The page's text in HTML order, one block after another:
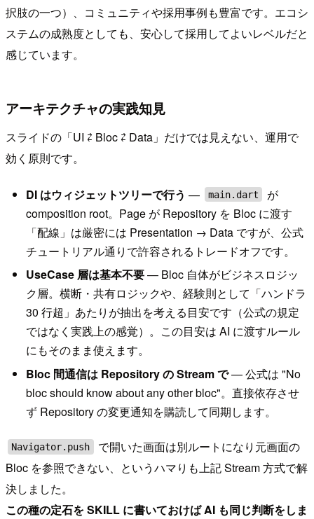
択肢の一つ）、コミュニティや採用事例も豊富です。エコシ
ステムの成熟度としても、安心して採用してよいレベルだと
感じています。
アーキテクチャの実践知見
スライドの「UI ⇄ Bloc ⇄ Data」だけでは見えない、運用で
効く原則です。
DI はウィジェットツリーで行う — main.dart
が
composition root。Page が Repository を Bloc に渡す
「配線」は厳密には Presentation → Data ですが、公式
チュートリアル通りで許容されるトレードオフです。
UseCase 層は基本不要— Bloc 自体がビジネスロジッ
ク層。横断・共有ロジックや、経験則として「ハンドラ
30 行超」あたりが抽出を考える目安です（公式の規定
ではなく実践上の感覚）。この目安は AI に渡すルール
にもそのまま使えます。
Bloc 間通信は Repository の Stream で— 公式は "No
bloc should know about any other bloc"。直接依存させ
ず Repository の変更通知を購読して同期します。
Navigator.push
で開いた画面は別ルートになり元画面の
Bloc を参照できない、というハマりも上記 Stream 方式で解
決しました。
この種の定石を SKILL に書いておけば AI も同じ判断をしま